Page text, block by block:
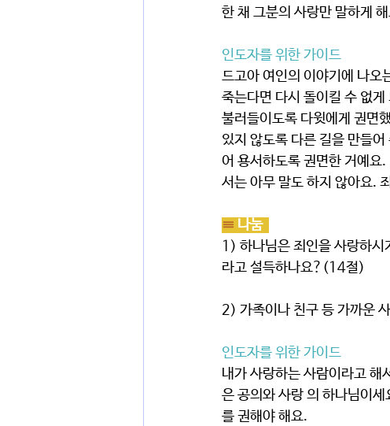
한 채 그분의 사랑만 말하게
인도자를 위한 가이드
드고아 여인의 이야기에 나오
죽는다면 다시 돌이킬 수 없
불러들이도록 다윗에게 권면
있지 않도록 다른 길을 만들
어 용서하도록 권면한 거예요
서는 아무 말도 하지 않아요.
≡ 나눔
1) 하나님은 죄인을 사랑하시
라고 설득하나요?(14절)
2) 가족이나 친구 등 가까운
인도자를 위한 가이드
내가 사랑하는 사람이라고 해
은 공의와 사랑 의 하나님이
를 권해야 해요.